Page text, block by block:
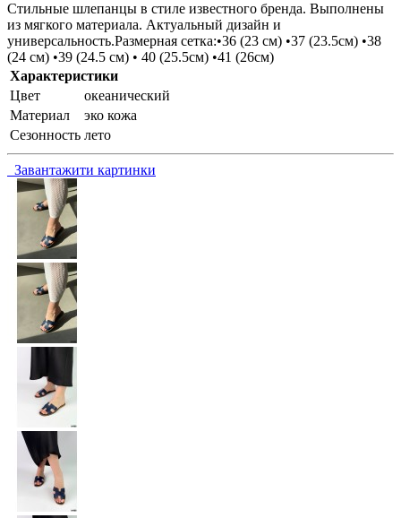
Стильные шлепанцы в стиле известного бренда. Выполнены
из мягкого материала. Актуальный дизайн и
универсальность.Размерная сетка:•36 (23 см) •37 (23.5см) •38
(24 см) •39 (24.5 см) • 40 (25.5см) •41 (26см)
Характеристики
Цвет
океанический
Материал
эко кожа
Сезонность лето
Завантажити картинки